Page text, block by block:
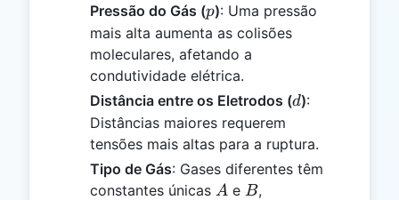
Pressão do Gás (p
p): Uma pressão
mais alta aumenta as colisões
moleculares, afetando a
condutividade elétrica.
Distância entre os Eletrodos (d
d):
Distâncias maiores requerem
tensões mais altas para a ruptura.
Tipo de Gás: Gases diferentes têm
constantes únicas A
A e B
B,